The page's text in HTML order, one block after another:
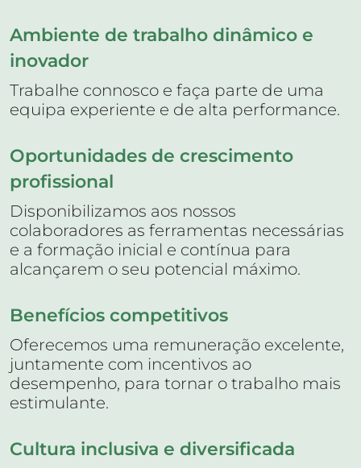
Ambiente de trabalho dinâmico e
inovador
Trabalhe connosco e faça parte de uma
equipa experiente e de alta performance.
Oportunidades de crescimento
profissional
Disponibilizamos aos nossos
colaboradores as ferramentas necessárias
e a formação inicial e contínua para
alcançarem o seu potencial máximo.
Benefícios competitivos
Oferecemos uma remuneração excelente,
juntamente com incentivos ao
desempenho, para tornar o trabalho mais
estimulante.
Cultura inclusiva e diversificada